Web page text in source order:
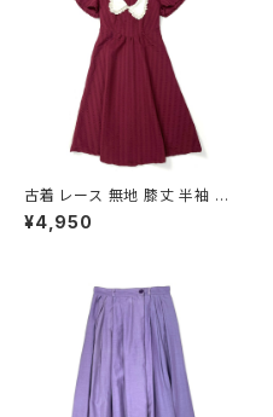
古着 レース 無地 膝丈 半袖 ワ
ンピース 赤 ボルドー (oa2607
080)
¥4,950